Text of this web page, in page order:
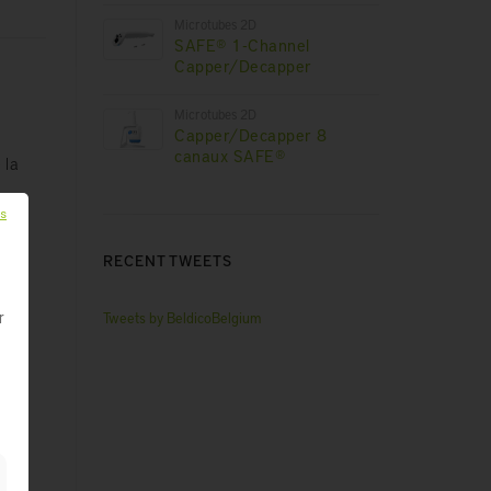
la
SAFE® 1-Channel
Capper/Decapper
Capper/Decapper 8
canaux SAFE®
RECENT TWEETS
Tweets by BeldicoBelgium